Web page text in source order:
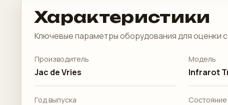
Характеристики
Ключевые параметры оборудования для оценки
Производитель
Jac de Vries
Модель
Infrarot
Год выпуска Состояние